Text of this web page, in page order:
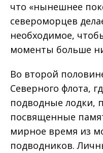
что «нынешнее
североморцев
необходимое,
моменты больше
Во второй
Северного флота,
подводные лодки,
посвященные
мирное время из
подводников.